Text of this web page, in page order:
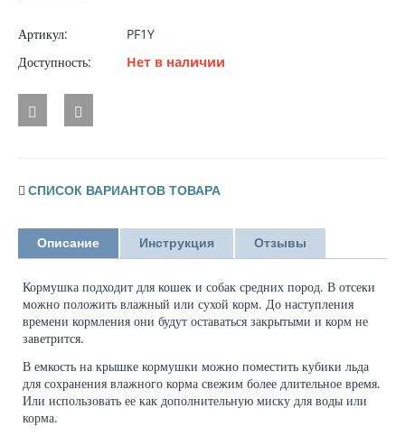
Артикул:
PF1Y
Доступность:
Нет в наличии
СПИСОК ВАРИАНТОВ ТОВАРА
Описание Инструкция Отзывы
Кормушка подходит для кошек и собак средних пород. В отсеки
можно положить влажный или сухой корм. До наступления
времени кормления они будут оставаться закрытыми и корм не
заветрится.
В емкость на крышке кормушки можно поместить кубики льда
для сохранения влажного корма свежим более длительное время.
Или использовать ее как дополнительную миску для воды или
корма.